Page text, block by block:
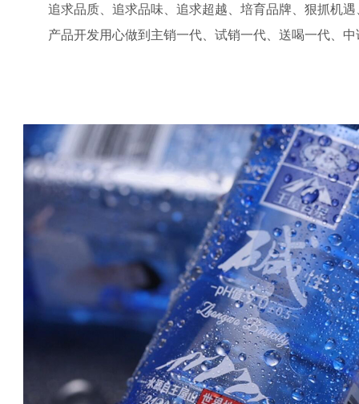
追求品质、追求品味、追求超越、培育品牌、狠抓机
产品开发用心做到主销一代、试销一代、送喝一代、